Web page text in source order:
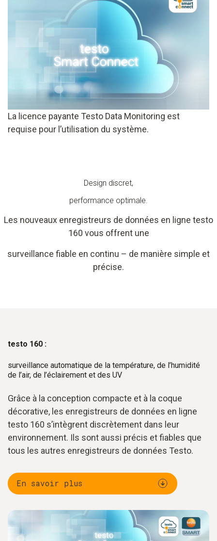
La licence payante Testo Data Monitoring est
requise pour l’utilisation du système.
Design discret,
performance optimale.
Les nouveaux enregistreurs de données en ligne testo
160 vous offrent une
surveillance fiable en continu – de manière simple et
précise.
testo 160 :
surveillance automatique de la température, de l’humidité
de l’air, de l’éclairement et des UV
Grâce à la conception compacte et à la coque
décorative, les enregistreurs de données en ligne
testo 160 s’intègrent discrètement dans leur
environnement. Ils sont aussi précis et fiables que
tous les autres enregistreurs de données Testo.
En savoir plus